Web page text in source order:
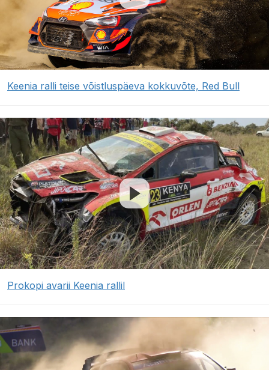
Keenia ralli teise võistluspäeva kokkuvõte, Red Bull
Prokopi avarii Keenia rallil